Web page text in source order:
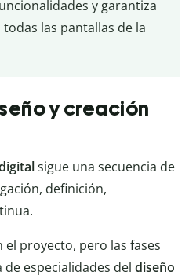
y garantiza
las pantallas de la
y creación
sigue una secuencia de
definición,
proyecto, pero las fases
especialidades del diseño